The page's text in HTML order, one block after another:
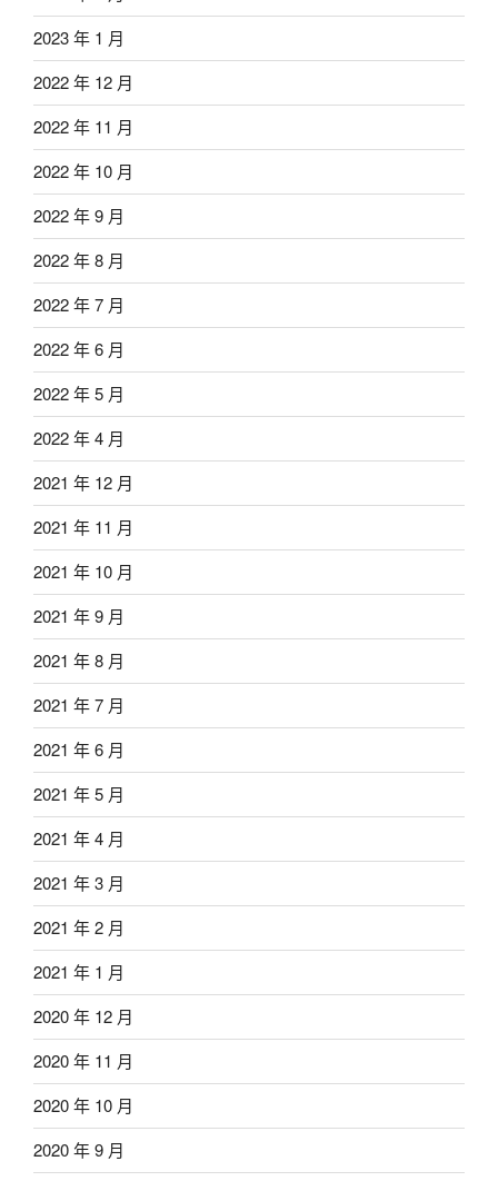
2023 年 1 月
2022 年 12 月
2022 年 11 月
2022 年 10 月
2022 年 9 月
2022 年 8 月
2022 年 7 月
2022 年 6 月
2022 年 5 月
2022 年 4 月
2021 年 12 月
2021 年 11 月
2021 年 10 月
2021 年 9 月
2021 年 8 月
2021 年 7 月
2021 年 6 月
2021 年 5 月
2021 年 4 月
2021 年 3 月
2021 年 2 月
2021 年 1 月
2020 年 12 月
2020 年 11 月
2020 年 10 月
2020 年 9 月